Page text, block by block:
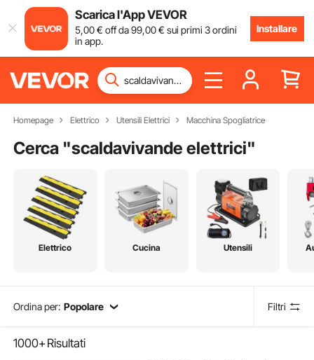
Scarica l'App VEVOR
5,00€ off da99,00€ sui primi 3 ordini
in app.
Installare
Homepage Elettrico Utensili Elettrici Macchina Spogliatrice
Cerca "scaldavivande elettrici"
Elettrico Cucina Utensili
Ordina per: Popolare Filtri
1000+Risultati